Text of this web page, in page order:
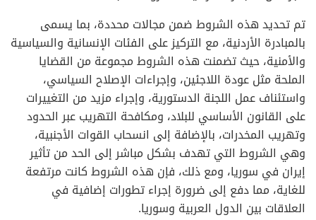
تم تحديد هذه الشروط ضمن مجالات محددة، بما يسمى
بالمبادرة الأردنية، مع التركيز على الفئات الإنسانية والسياسية
والأمنية، حيث تضمنت هذه الشروط مجموعة من القضايا
الملحة مثل عودة اللاجئين، وإجراءات الإصلاح السياسي،
واستئناف عمل اللجنة الدستورية، وإجراء مزيد من التغييرات
على القانون الأساسي للبلاد، ومكافحة التهريب عبر الحدود
وتهريب المخدرات، بالإضافة إلى انسحاب القوات الأجنبية،
وهي الشروط التي تهدف بشكل مباشر إلى الحد من تأثير
إيران في سوريا، ومع ذلك، فإن هذه الشروط كانت مرتفعة
للغاية، مما دفع إلى ضرورة إجراء تطورات إضافية في
العلاقات بين الدول العربية وسوريا.